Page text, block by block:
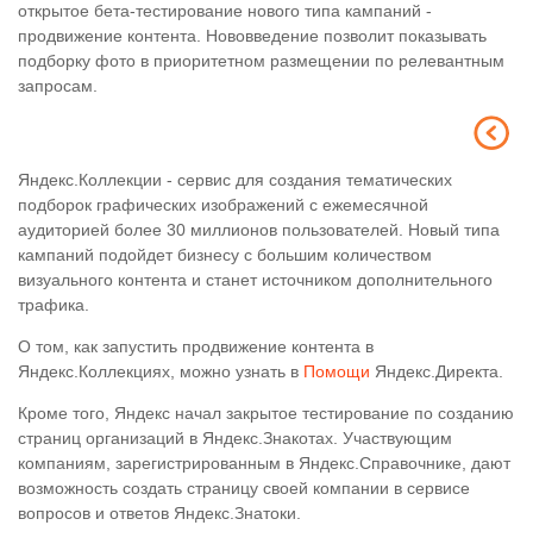
открытое бета-тестирование нового типа кампаний -
продвижение контента. Нововведение позволит показывать
подборку фото в приоритетном размещении по релевантным
запросам.
Яндекс.Коллекции - сервис для создания тематических
подборок графических изображений с ежемесячной
аудиторией более 30 миллионов пользователей. Новый типа
кампаний подойдет бизнесу с большим количеством
визуального контента и станет источником дополнительного
трафика.
О том, как запустить продвижение контента в
Яндекс.Коллекциях, можно узнать в Помощи Яндекс.Директа.
Кроме того, Яндекс начал закрытое тестирование по созданию
страниц организаций в Яндекс.Знакотах. Участвующим
компаниям, зарегистрированным в Яндекс.Справочнике, дают
возможность создать страницу своей компании в сервисе
вопросов и ответов Яндекс.Знатоки.